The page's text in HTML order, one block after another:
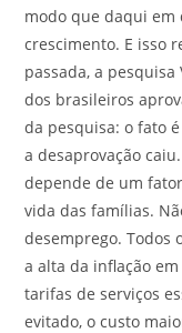
modo que daqui
crescimento. E isso
passada, a
dos brasileiros
da pesquisa: o fato
a desaprovação
depende de um
vida das famílias.
desemprego. Todos
a alta da inflação em
tarifas de serviços
evitado, o custo